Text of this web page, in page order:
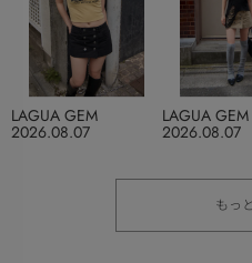
2026.08.07
LAGUA GEM
2026.08.07
LAGUA GEM
もっ